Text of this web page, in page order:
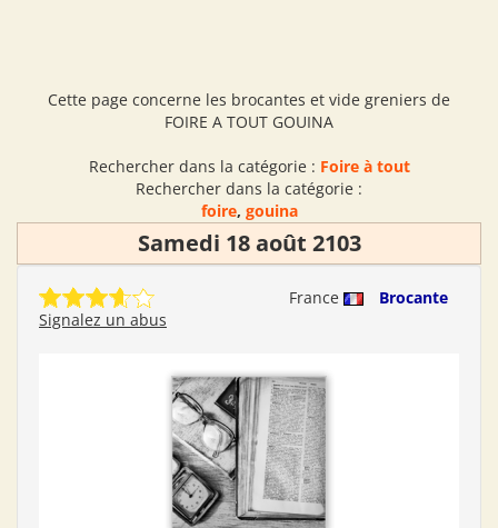
Cette page concerne les brocantes et vide greniers de
FOIRE A TOUT GOUINA
Rechercher dans la catégorie : Foire à tout
Rechercher dans la catégorie :
foire, gouina
Samedi 18 août 2103
France
Brocante
Signalez un abus